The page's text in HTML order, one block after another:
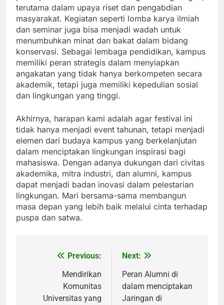
terutama dalam upaya riset dan pengabdian
masyarakat. Kegiatan seperti lomba karya ilmiah
dan seminar juga bisa menjadi wadah untuk
menumbuhkan minat dan bakat dalam bidang
konservasi. Sebagai lembaga pendidikan, kampus
memiliki peran strategis dalam menyiapkan
angakatan yang tidak hanya berkompeten secara
akademik, tetapi juga memiliki kepedulian sosial
dan lingkungan yang tinggi.
Akhirnya, harapan kami adalah agar festival ini
tidak hanya menjadi event tahunan, tetapi menjadi
elemen dari budaya kampus yang berkelanjutan
dalam menciptakan lingkungan inspirasi bagi
mahasiswa. Dengan adanya dukungan dari civitas
akademika, mitra industri, dan alumni, kampus
dapat menjadi badan inovasi dalam pelestarian
lingkungan. Mari bersama-sama membangun
masa depan yang lebih baik melalui cinta terhadap
puspa dan satwa.
navigation
Previous:
Mendirikan
Komunitas
Universitas yang
Next:
Peran Alumni di
dalam menciptakan
Jaringan di